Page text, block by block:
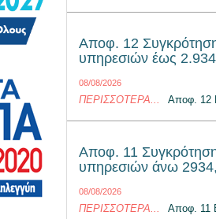
Αποφ. 12
υπηρεσιών έως
08/08/2026
Αποφ. 12
ΠΕΡΙΣΣΌΤΕΡΑ...
Αποφ. 11
υπηρεσιών άνω
08/08/2026
Αποφ.
ΠΕΡΙΣΣΌΤΕΡΑ...